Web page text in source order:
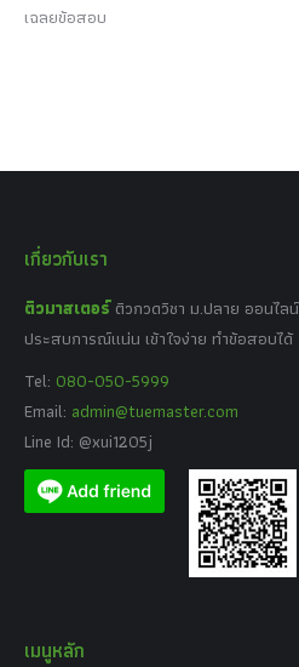
เฉลยข้อสอบ
เกี่ยวกับเรา
ติวมาสเตอร์ ติวกวดวิชา ม.ปลาย ออนไ
ประสบการณ์แน่น เข้าใจง่าย ทำข้อสอบได้
Tel: 080-050-5999
Email: admin@tuemaster.com
Line Id: @xui1205j
เมนูหลัก